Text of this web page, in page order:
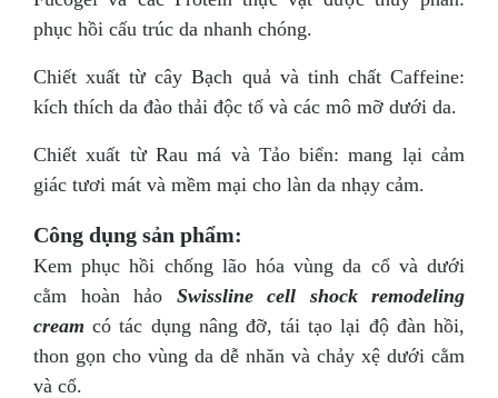
phục hồi cấu trúc da nhanh chóng.
Chiết xuất từ cây Bạch quả và tinh chất Caffeine:
kích thích da đào thải độc tố và các mô mỡ dưới da.
Chiết xuất từ Rau má và Tảo biển: mang lại cảm
giác tươi mát và mềm mại cho làn da nhạy cảm.
Công dụng sản phẩm:
Kem phục hồi chống lão hóa vùng da cổ và dưới
cằm hoàn hảo Swissline cell shock remodeling
cream có tác dụng nâng đỡ, tái tạo lại độ đàn hồi,
thon gọn cho vùng da dễ nhăn và chảy xệ dưới cằm
và cổ.